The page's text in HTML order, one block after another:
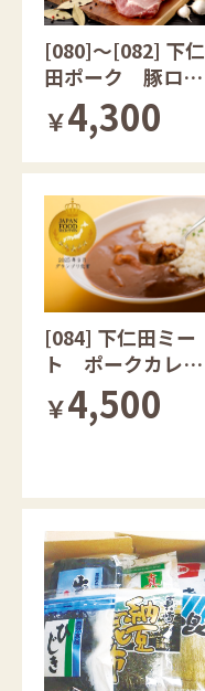
[080]～[082] 下仁
田ポーク 豚ロー
ス肉 群馬県産
￥4,300
[084] 下仁田ミー
ト ポークカレ
ー 群馬県産
￥4,500